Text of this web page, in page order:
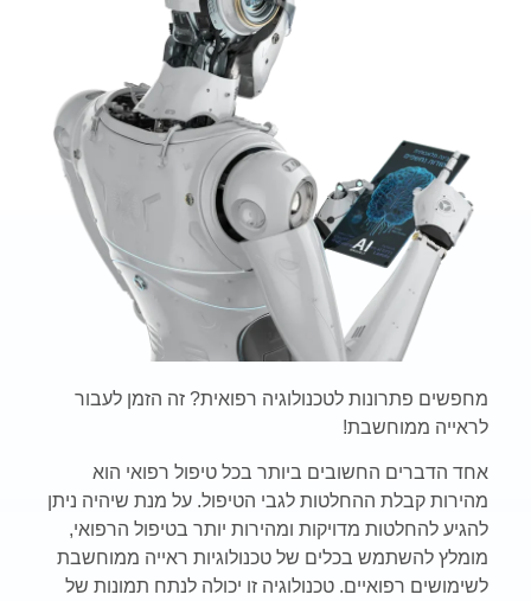
מחפשים פתרונות לטכנולוגיה רפואית? זה הזמן לעבור
לראייה ממוחשבת!
אחד הדברים החשובים ביותר בכל טיפול רפואי הוא
מהירות קבלת ההחלטות לגבי הטיפול. על מנת שיהיה ניתן
להגיע להחלטות מדויקות ומהירות יותר בטיפול הרפואי,
מומלץ להשתמש בכלים של טכנולוגיות ראייה ממוחשבת
לשימושים רפואיים. טכנולוגיה זו יכולה לנתח תמונות של